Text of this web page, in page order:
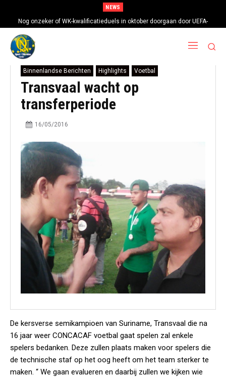
NEWS
Nog onzeker of WK-kwalificatieduels in oktober doorgaan door UEFA-
boycot
Binnenlandse Berichten Highlights Voetbal
Transvaal wacht op
transferperiode
16/05/2016
De kersverse semikampioen van Suriname, Transvaal die na
16 jaar weer CONCACAF voetbal gaat spelen zal enkele
spelers bedanken. Deze zullen plaats maken voor spelers die
de technische staf op het oog heeft om het team sterker te
maken. “ We gaan evalueren en daarbij zullen we kijken wie